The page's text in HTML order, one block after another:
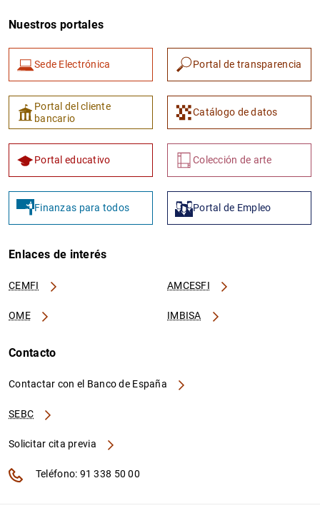
1 2
Nuestros portales
Sede Electrónica Portal de transparencia
Portal del cliente
bancario
Catálogo de datos
Portal educativo Colección de arte
Finanzas para todos Portal de Empleo
Enlaces de interés
CEMFI AMCESFI
OME IMBISA
Contacto
Contactar con el Banco de España
SEBC
Solicitar cita previa
Teléfono: 91 338 50 00